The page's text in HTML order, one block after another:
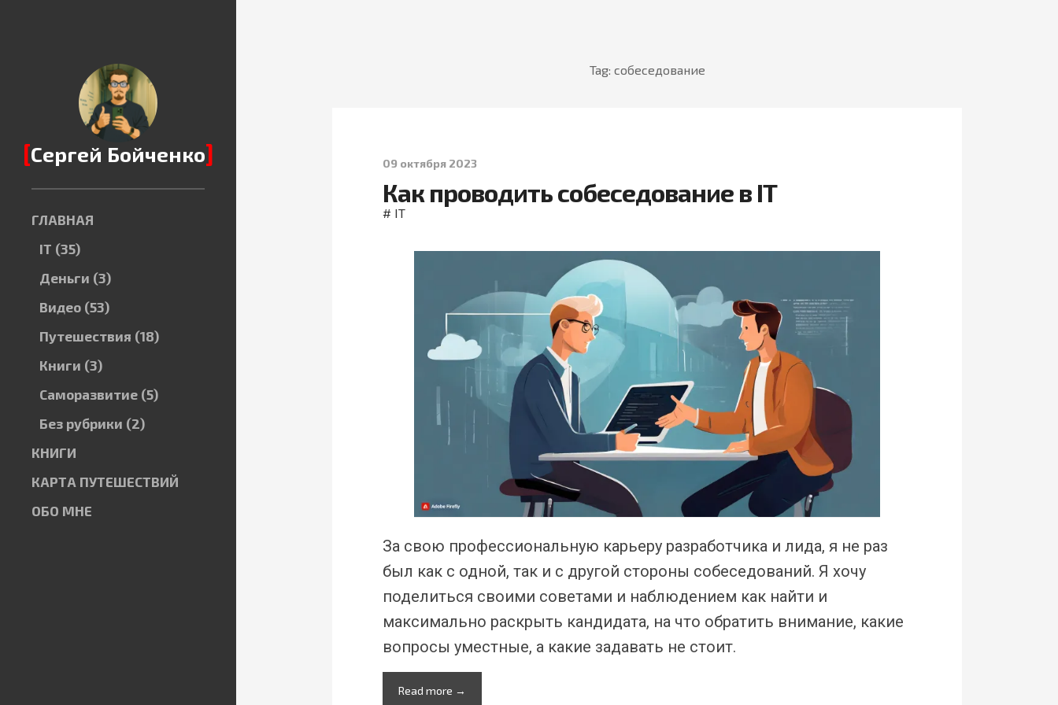
[Сергей Бойченко]
ГЛАВНАЯ
IT (35)
Деньги (3)
Видео (53)
Путешествия (18)
Книги (3)
Саморазвитие (5)
Без рубрики (2)
КНИГИ
КАРТА ПУТЕШЕСТВИЙ
ОБО МНЕ
Tag: собеседование
09 октября 2023
Как проводить собеседование в IT
# IT
За свою профессиональную карьеру разработчика и лида, я не раз
был как с одной, так и с другой стороны собеседований. Я хочу
поделиться своими советами и наблюдением как найти и
максимально раскрыть кандидата, на что обратить внимание, какие
вопросы уместные, а какие задавать не стоит.
Read more →